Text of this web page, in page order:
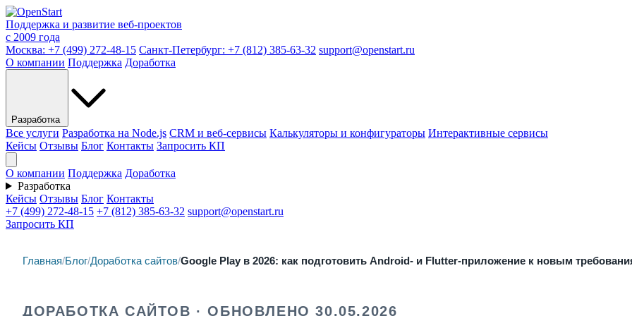
Поддержка и развитие веб-проектов
с 2009 года
Москва: +7 (499) 272-48-15 Санкт-Петербург: +7 (812) 385-63-32 support@openstart.ru
О компании Поддержка Доработка
Разработка
Все услуги Разработка на Node.js CRM и веб-сервисы Калькуляторы и конфигураторы Интерактивные сервисы
Кейсы Отзывы Блог Контакты Запросить КП
О компании Поддержка Доработка
Разработка
Кейсы Отзывы Блог Контакты
+7 (499) 272-48-15 +7 (812) 385-63-32 support@openstart.ru
Запросить КП
Главная/Блог/Доработка сайтов/Google Play в 2026: как подготовить Android- и Flutter-приложение к новым
ДОРАБОТКА САЙТОВ · ОБНОВЛЕНО 30.05.2026